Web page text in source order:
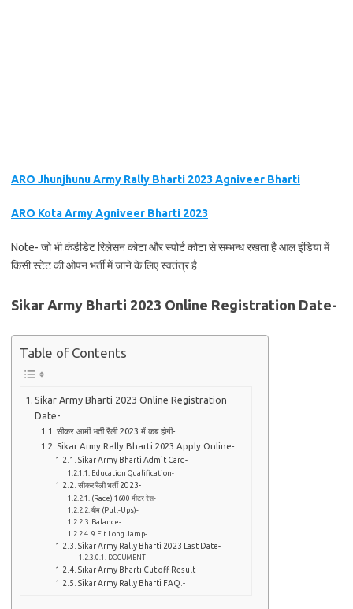
ARO Jhunjhunu Army Rally Bharti 2023 Agniveer Bharti
ARO Kota Army Agniveer Bharti 2023
Note- जो भी कंडीडेट रिलेसन कोटा और स्पोर्ट कोटा से सम्भन्ध रखता है आल इंडिया में
किसी स्टेट की ओपन भर्ती में जाने के लिए स्वतंत्र है
Sikar Army Bharti 2023 Online Registration Date-
Table of Contents
Sikar Army Bharti 2023 Online Registration
Date-
सीकर आर्मी भर्ती रैली 2023 में कब होगी-
Sikar Army Rally Bharti 2023 Apply Online-
Sikar Army Bharti Admit Card-
Education Qualification-
सीकर रैली भर्ती 2023-
(Race) 1600 मीटर रेस-
बीम (Pull-Ups)-
Balance-
9 Fit Long Jamp-
Sikar Army Rally Bharti 2023 Last Date-
DOCUMENT-
Sikar Army Bharti Cut off Result-
Sikar Army Rally Bharti FAQ.-